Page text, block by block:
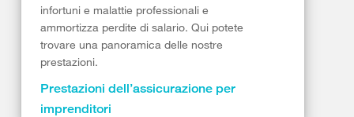
infortuni e malattie professionali e
ammortizza perdite di salario. Qui potete
trovare una panoramica delle nostre
prestazioni.
Prestazioni dell’assicurazione per
imprenditori